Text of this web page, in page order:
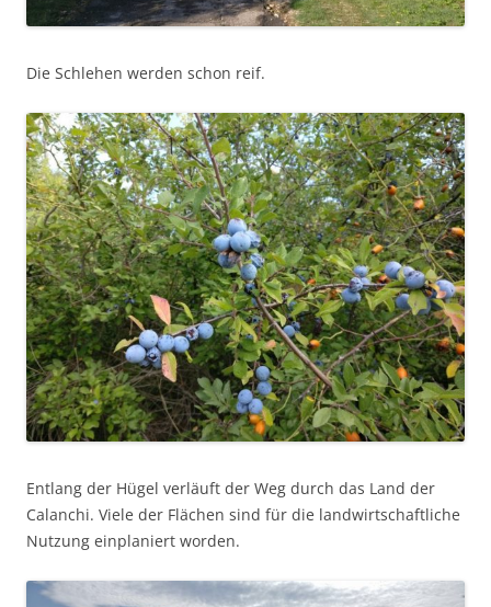
Die Schlehen werden schon reif.
Entlang der Hügel verläuft der Weg durch das Land der
Calanchi. Viele der Flächen sind für die landwirtschaftliche
Nutzung einplaniert worden.